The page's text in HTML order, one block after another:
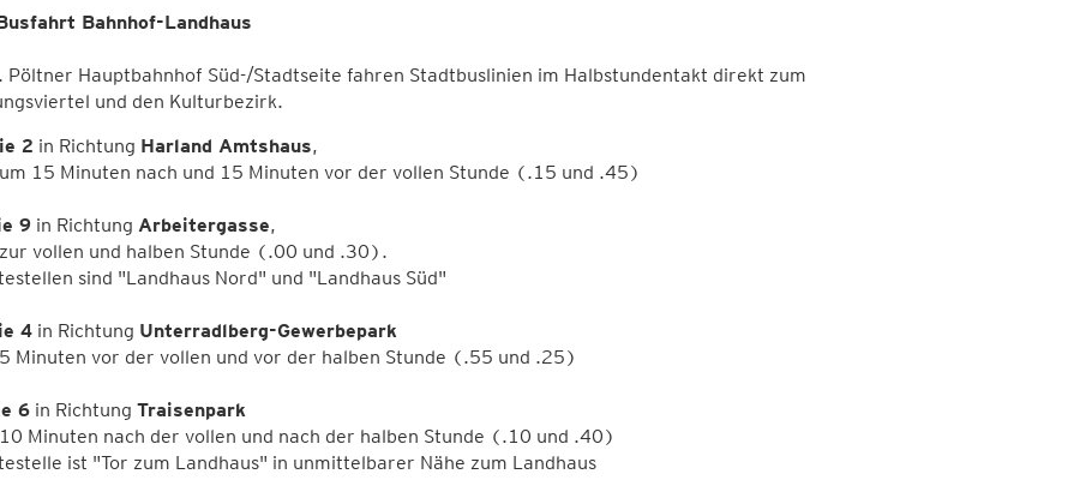
Bahnhof-Landhaus
Pöltner Hauptbahnhof Süd-/Stadtseite fahren Stadtbuslinien im Halbstundentakt direkt zum
und den Kulturbezirk.
2 in Richtung Harland Amtshaus,
15 Minuten nach und 15 Minuten vor der vollen Stunde (.15 und .45)
9in Richtung Arbeitergasse,
vollen und halben Stunde (.00 und .30).
sind "Landhaus Nord" und "Landhaus Süd"
4in Richtung Unterradlberg-Gewerbepark
Minuten vor der vollen und vor der halben Stunde (.55 und .25)
6in Richtung Traisenpark
Minuten nach der vollen und nach der halben Stunde (.10 und .40)
ist "Tor zum Landhaus" in unmittelbarer Nähe zum Landhaus